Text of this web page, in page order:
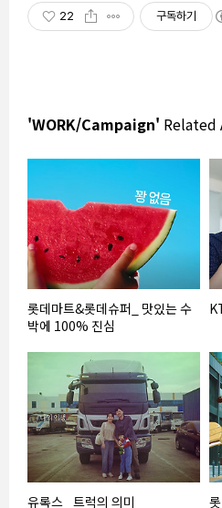
22 구독하기
'WORK/Campaign' Related
롯데마트&롯데슈퍼_ 맛있는 수
박에 100% 진심
유록스_ 트럭의 의미